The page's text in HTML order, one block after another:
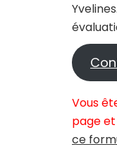
Vous
page
ce